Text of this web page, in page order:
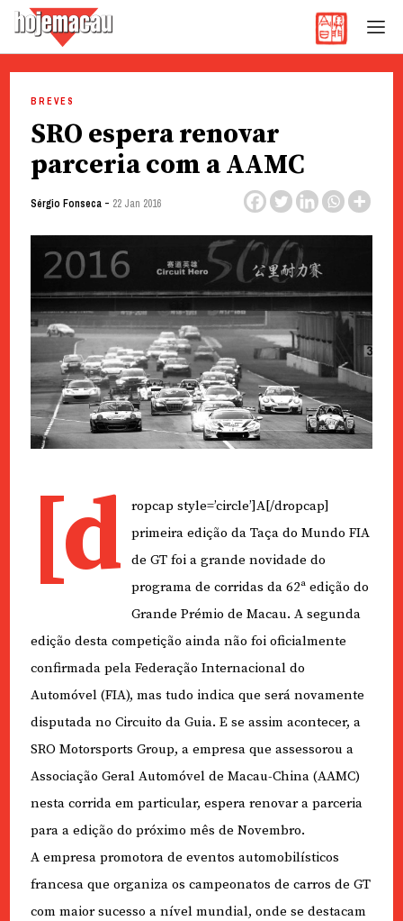
content
BREVES
SRO espera renovar
parceria com a AAMC
Sérgio Fonseca- 22 Jan 2016
[d
ropcap style=’circle’]A[/dropcap]
primeira edição da Taça do Mundo FIA
de GT foi a grande novidade do
programa de corridas da 62ª edição do
Grande Prémio de Macau. A segunda
edição desta competição ainda não foi oficialmente
confirmada pela Federação Internacional do
Automóvel (FIA), mas tudo indica que será novamente
disputada no Circuito da Guia. E se assim acontecer, a
SRO Motorsports Group, a empresa que assessorou a
Associação Geral Automóvel de Macau-China (AAMC)
nesta corrida em particular, espera renovar a parceria
para a edição do próximo mês de Novembro.
A empresa promotora de eventos automobilísticos
francesa que organiza os campeonatos de carros de GT
com maior sucesso a nível mundial, onde se destacam